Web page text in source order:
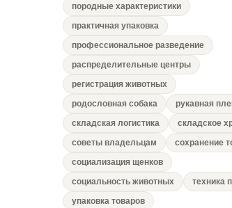
породные характеристики
практичная упаковка
профессиональное разведение
распределительные центры
регистрация животных
родословная собака
рукавная
складская логистика
складское
советы владельцам
сохранение
социализация щенков
социальность животных
техника
упаковка товаров